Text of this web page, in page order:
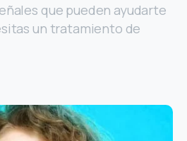
que pueden ayudarte
un tratamiento de